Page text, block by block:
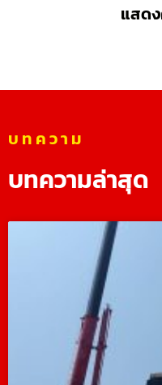
แสด
บทความ
บทความล่าสุด